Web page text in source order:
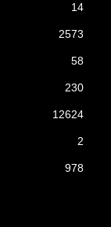
14
2573
58
230
12624
2
978